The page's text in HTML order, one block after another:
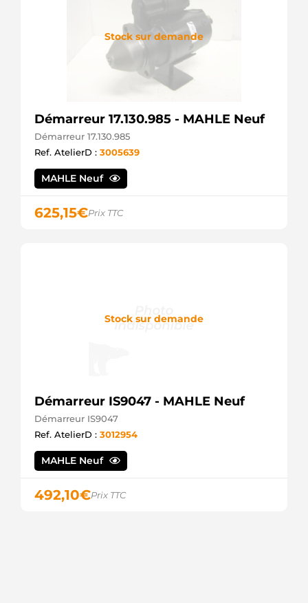
Stock sur demande
Démarreur 17.130.985 - MAHLE Neuf
Démarreur 17.130.985
Ref. AtelierD : 3005639
MAHLE Neuf
625,15€Prix TTC
Stock sur demande
Démarreur IS9047 - MAHLE Neuf
Démarreur IS9047
Ref. AtelierD : 3012954
MAHLE Neuf
492,10€Prix TTC